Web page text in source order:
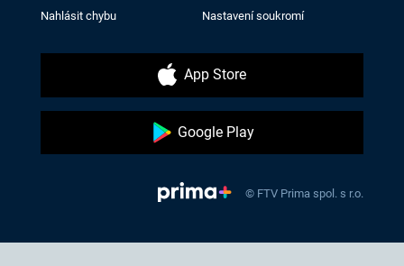
Nahlásit chybu Nastavení soukromí
App Store
Google Play
© FTV Prima spol. s r.o.